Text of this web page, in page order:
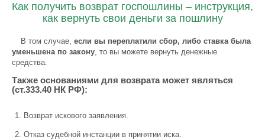
Как получить возврат госпошлины – инструкция,
как вернуть свои деньги за пошлину
В том случае, если вы переплатили сбор, либо ставка была
уменьшена по закону, то вы можете вернуть денежные
средства.
Также основаниями для возврата может являться
(ст.333.40 НК РФ):
Возврат искового заявления.
Отказ судебной инстанции в принятии иска.